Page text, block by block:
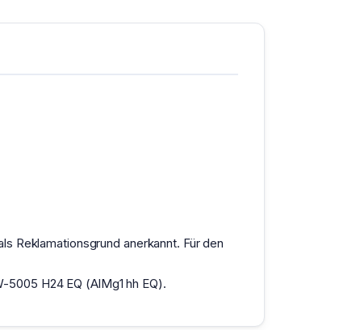
Reklamationsgrund anerkannt. Für den
H24 EQ (AlMg1 hh EQ).